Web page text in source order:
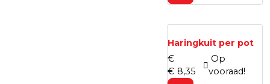
Haringkuit per pot
€
€ 8,35
Op
vooraad!